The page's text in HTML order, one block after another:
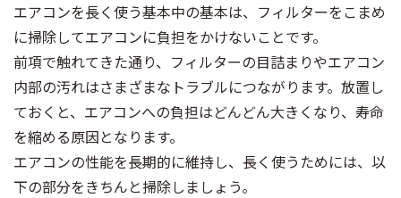
エアコンを長く使う基本中の基本は、フィルターをこまめ
に掃除してエアコンに負担をかけないことです。
前項で触れてきた通り、フィルターの目詰まりやエアコン
内部の汚れはさまざまなトラブルにつながります。放置し
ておくと、エアコンへの負担はどんどん大きくなり、寿命
を縮める原因となります。
エアコンの性能を長期的に維持し、長く使うためには、以
下の部分をきちんと掃除しましょう。